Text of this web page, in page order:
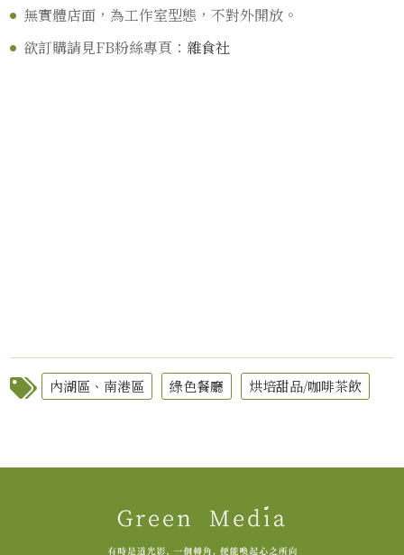
無實體店面，為工作室型態，不對外開放。
欲訂購請見FB粉絲專頁： 雜食社
內湖區、南港區 綠色餐廳 烘培甜品/咖啡茶飲